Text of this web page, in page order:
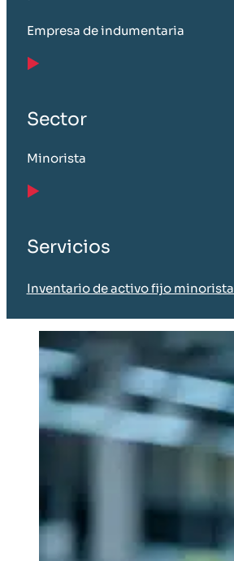
Empresa de indumentaria
Sector
Minorista
Servicios
Inventario de activo fijo minorista